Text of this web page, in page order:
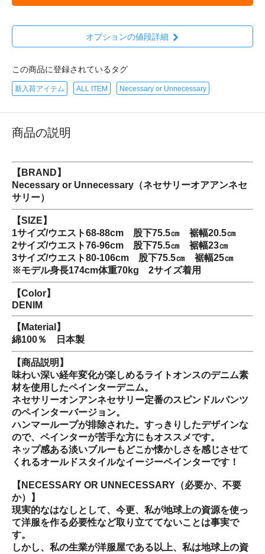
オプションの値段詳細
この商品に登録されているタグ
新入荷アイテム ALL ITEM Necessary or Unnecessary
商品の説明
【BRAND】
Necessary or Unnecessary（ネセサリーオアアンネセ
サリー）
【SIZE】
1サイズ/ウエスト68-88cm 股下75.5㎝ 裾幅20.5㎝
2サイズ/ウエスト76-96cm 股下75.5㎝ 裾幅23㎝
3サイズ/ウエスト80-106cm 股下75.5㎝ 裾幅25㎝
※モデル身長174cm体重70kg 2サイズ着用
【Color】
DENIM
【Material】
綿100％ 日本製
【商品説明】
味わい深い経年変化が楽しめるライトオンスのデニム素
材を使用したペインターデニム。
ネセサリーオンアンネセサリー定番のスピンドルパンツ
のペインターバージョン。
ハンマーループが排除された。すっきりしたデザインな
ので、ペインターが苦手な方にもオススメです。
ネップ感ある淡いブルーもどこか懐かしさを感じさせて
くれるオールドスタイルなイージーペインターです！
【NECESSARY OR UNNECESSARY（必要か、不要
か）】
現実的なはなしとして、今更、私が地球上の資源を使っ
て洋服を作る必要性など取り立ててないことは事実で
す。
しかし、私の生業が洋服屋である以上、私は地球上の資